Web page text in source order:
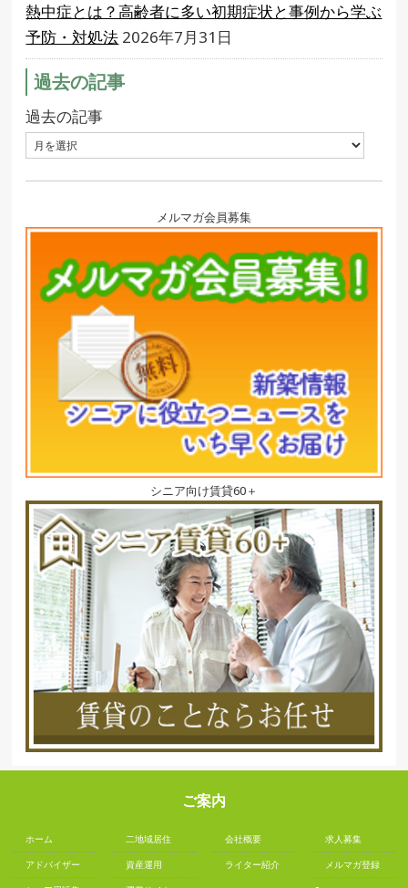
熱中症とは？高齢者に多い初期症状と事例から学ぶ
予防・対処法 2026年7月31日
過去の記事
過去の記事
メルマガ会員募集
シニア向け賃貸60＋
ご案内
ホーム
アドバイザー
二地域居住
資産運用
会社概要
ライター紹介
求人募集
メルマガ登録